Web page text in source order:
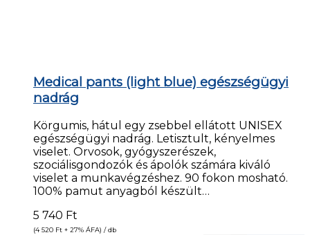
Medical pants (light blue) egészségügyi
nadrág
Körgumis, hátul egy zsebbel ellátott UNISEX
egészségügyi nadrág. Letisztult, kényelmes
viselet. Orvosok, gyógyszerészek,
szociálisgondozók és ápolók számára kiváló
viselet a munkavégzéshez. 90 fokon mosható.
100% pamut anyagból készült…
5 740 Ft
(4 520 Ft + 27% ÁFA) / db